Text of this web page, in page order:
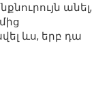
անել,
ևս, երբ դա